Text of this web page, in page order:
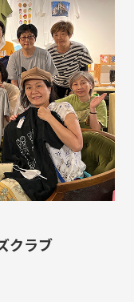
クラブ